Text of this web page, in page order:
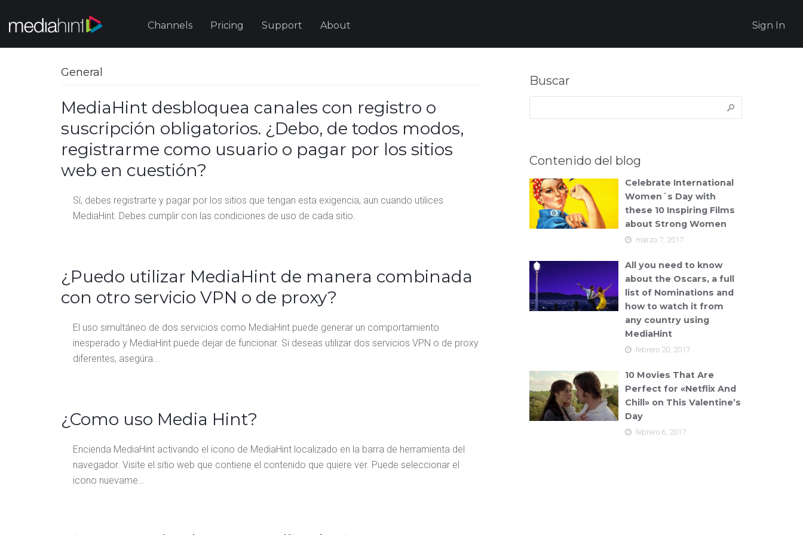
Channels Pricing Support About Sign In
General
MediaHint desbloquea canales con registro o
suscripción obligatorios. ¿Debo, de todos modos,
registrarme como usuario o pagar por los sitios
web en cuestión?
Sí, debes registrarte y pagar por los sitios que tengan esta exigencia, aun cuando utilices
MediaHint. Debes cumplir con las condiciones de uso de cada sitio.
¿Puedo utilizar MediaHint de manera combinada
con otro servicio VPN o de proxy?
El uso simultáneo de dos servicios como MediaHint puede generar un comportamiento
inesperado y MediaHint puede dejar de funcionar. Si deseas utilizar dos servicios VPN o de proxy
diferentes, asegúra...
¿Como uso Media Hint?
Encienda MediaHint activando el icono de MediaHint localizado en la barra de herramienta del
navegador. Visite el sitio web que contiene el contenido que quiere ver. Puede seleccionar el
icono nuevame...
Buscar
Contenido del blog
Celebrate International
Women´s Day with
these 10 Inspiring Films
about Strong Women
marzo 7, 2017
All you need to know
about the Oscars, a full
list of Nominations and
how to watch it from
any country using
MediaHint
febrero 20, 2017
10 Movies That Are
Perfect for «Netflix And
Chill» on This Valentine’s
Day
febrero 6, 2017